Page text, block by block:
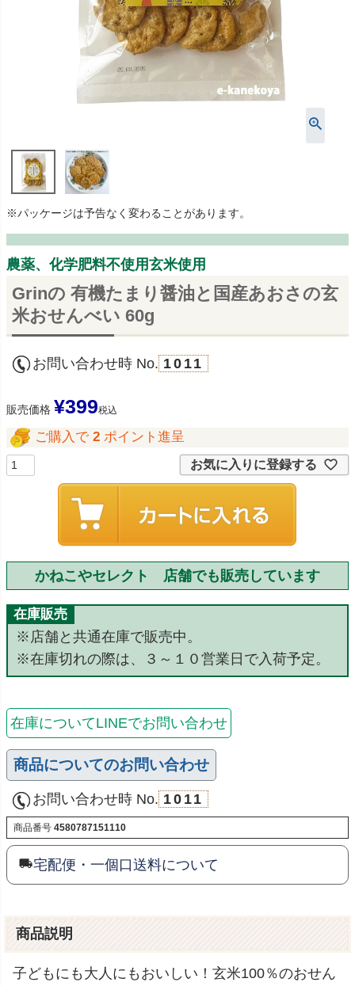
※パッケージは予告なく変わることがあります。
農薬、化学肥料不使用玄米使用
Grinの 有機たまり醤油と国産あおさの玄
米おせんべい 60g
お問い合わせ時 No. 1011
販売価格 ¥399税込
ご購入で 2 ポイント進呈
お気に入りに登録する
かねこやセレクト 店舗でも販売しています
在庫販売
※店舗と共通在庫で販売中。
※在庫切れの際は、３～１０営業日で入荷予定。
在庫についてLINEでお問い合わせ
商品についてのお問い合わせ
お問い合わせ時 No. 1011
商品番号 4580787151110
宅配便・一個口送料について
商品説明
子どもにも大人にもおいしい！玄米100％のおせん